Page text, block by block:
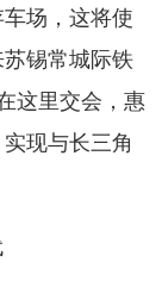
场，这将使
锡常城际铁
这里交会，惠
现与长三角